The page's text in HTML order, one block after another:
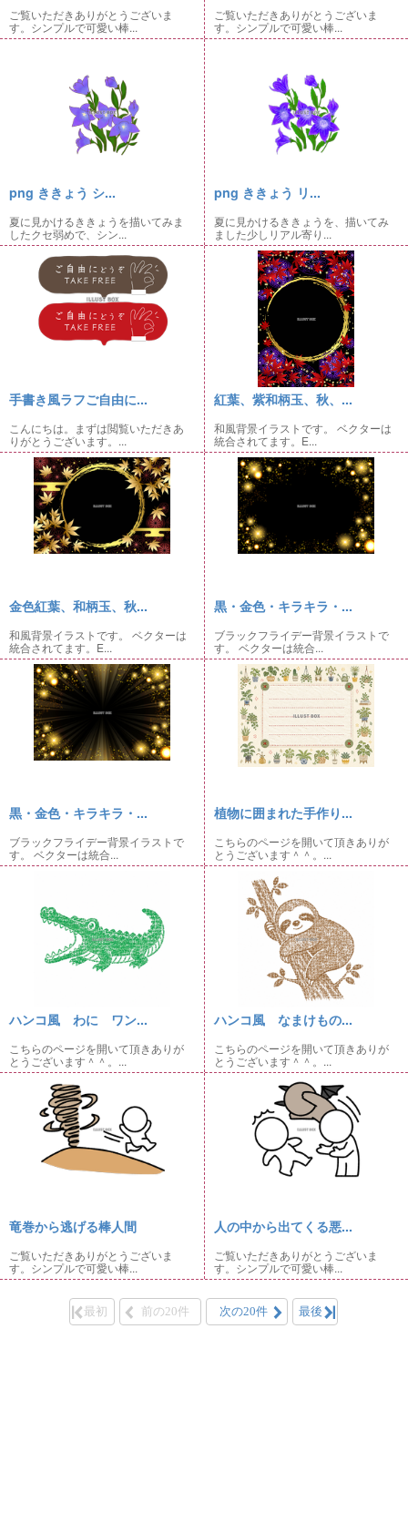
ご覧いただきありがとうございま
す。シンプルで可愛い棒...
ご覧いただきありがとうございま
す。シンプルで可愛い棒...
png ききょう シ...
夏に見かけるききょうを描いてみま
したクセ弱めで、シン...
png ききょう リ...
夏に見かけるききょうを、描いてみ
ました少しリアル寄り...
手書き風ラフご自由に...
こんにちは。まずは閲覧いただきあ
りがとうございます。...
紅葉、紫和柄玉、秋、...
和風背景イラストです。 ベクターは
統合されてます。E...
金色紅葉、和柄玉、秋...
和風背景イラストです。 ベクターは
統合されてます。E...
黒・金色・キラキラ・...
ブラックフライデー背景イラストで
す。 ベクターは統合...
黒・金色・キラキラ・...
ブラックフライデー背景イラストで
す。 ベクターは統合...
植物に囲まれた手作り...
こちらのページを開いて頂きありが
とうございます＾＾。...
ハンコ風 わに ワン...
こちらのページを開いて頂きありが
とうございます＾＾。...
ハンコ風 なまけもの...
こちらのページを開いて頂きありが
とうございます＾＾。...
竜巻から逃げる棒人間
ご覧いただきありがとうございま
す。シンプルで可愛い棒...
人の中から出てくる悪...
ご覧いただきありがとうございま
す。シンプルで可愛い棒...
最初 前の20件 次の20件 最後